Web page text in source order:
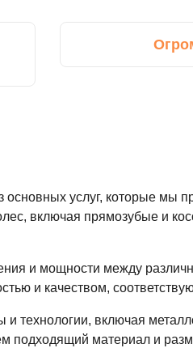
основных услуг, которые
включая прямозубые и
и мощности между
и качеством,
включая
подходящий материал и